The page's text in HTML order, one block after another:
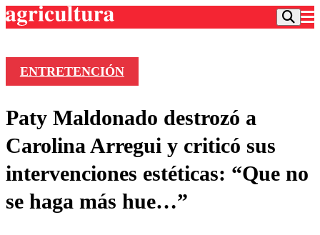
Frecuencias
Agricultura TV
Deportes
Colo Colo
Motor
Entretención
Noticias
Vida Social
ENTRETENCIÓN
Paty Maldonado destrozó a
Carolina Arregui y criticó sus
intervenciones estéticas: “Que no
se haga más hue…”